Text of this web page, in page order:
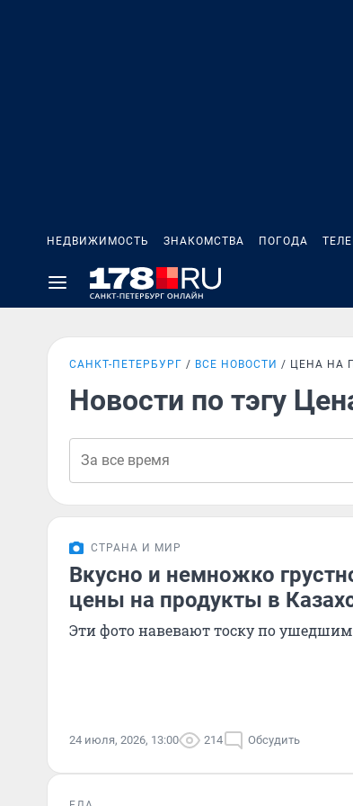
НЕДВИЖИМОСТЬ ЗНАКОМСТВА ПОГОДА
САНКТ-ПЕТЕРБУРГ ВСЕ НОВОСТИ ЦЕНА НА
Новости по тэгу
СТРАНА И МИР
Вкусно и немножко
цены на продукты в
Эти фото навевают тоску по
24 июля, 2026, 13:00 214 Обсудить